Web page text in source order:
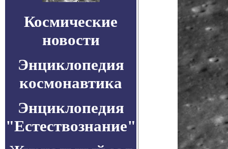
Космические
новости
Энциклопедия
космонавтика
Энциклопедия
"Естествознание"